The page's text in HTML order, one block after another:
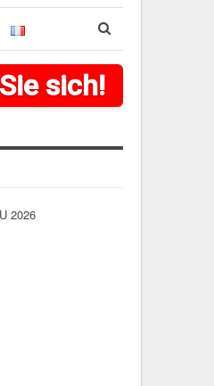
sich!
2026